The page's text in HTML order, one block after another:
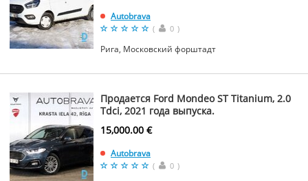
Autobrava
( 0 )
Рига, Московский форштадт
Продается Ford Mondeo ST Titanium, 2.0
Tdci, 2021 года выпуска.
15,000.00 €
Autobrava
( 0 )